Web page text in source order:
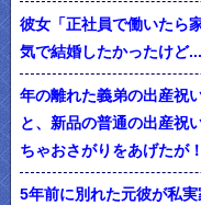
彼女「正社員で働いたら
気で結婚したかったけど...
年の離れた義弟の出産祝
と、新品の普通の出産祝
ちゃおさがりをあげたが
5年前に別れた元彼が私